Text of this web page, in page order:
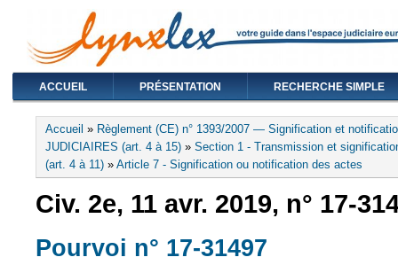
ACCUEIL PRÉSENTATION RECHERCHE SIMPLE
Vous êtes ici
Accueil » Règlement (CE) n° 1393/2007 — Signification et
JUDICIAIRES (art. 4 à 15) » Section 1 - Transmission et
(art. 4 à 11) » Article 7 - Signification ou notification des actes
Civ. 2e, 11 avr. 2019, n° 17-
Pourvoi n° 17-31497